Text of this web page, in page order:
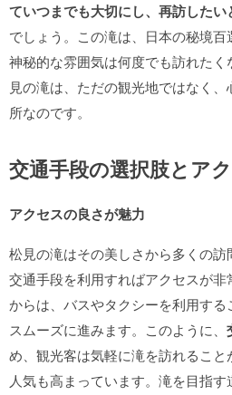
ていつまでも大切にし、再訪した
でしょう。この滝は、日本の秘境
神秘的な雰囲気は何度でも訪れた
見の滝は、ただの観光地ではなく
所なのです。
交通手段の選択肢とア
アクセスの良さが魅力
松見の滝はその美しさから多くの
交通手段を利用すればアクセスが
からは、バスやタクシーを利用す
スムーズに進みます。このように、
め、観光客は気軽に滝を訪れるこ
人気も高まっています。滝を目指